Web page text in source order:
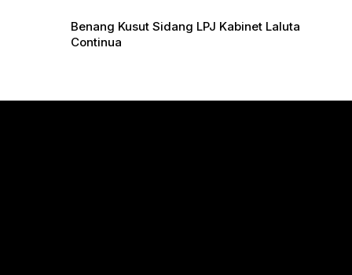
Benang Kusut Sidang LPJ Kabinet Laluta
Continua